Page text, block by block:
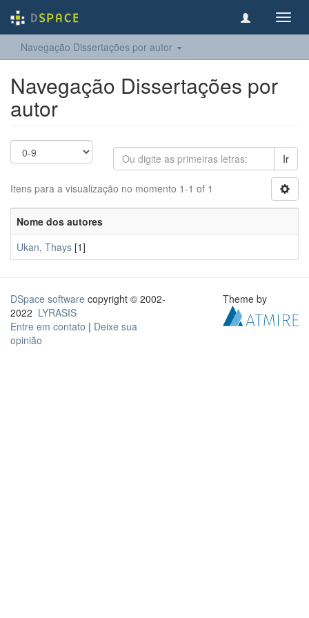
Navegação Dissertações por autor
Navegação Dissertações por
autor
Ir
Itens para a visualização no momento 1-1 of 1
Nome dos autores
Ukan, Thays [1]
DSpace software copyright © 2002-
2022 LYRASIS
Entre em contato | Deixe sua
opinião
Theme by